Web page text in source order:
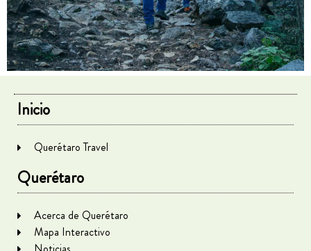
Inicio
Querétaro Travel
Querétaro
Acerca de Querétaro
Mapa Interactivo